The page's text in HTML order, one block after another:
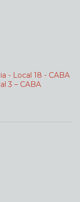
- Local 18 - CABA
3 – CABA